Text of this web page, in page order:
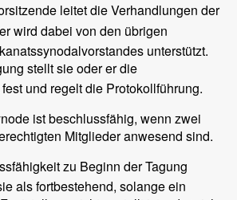
leitet die Verhandlungen der
wird dabei von den übrigen
unterstützt.
stellt sie oder er die
und regelt die Protokollführung.
ist beschlussfähig, wenn zwei
Mitglieder anwesend sind.
zu Beginn der Tagung
als fortbestehend, solange ein